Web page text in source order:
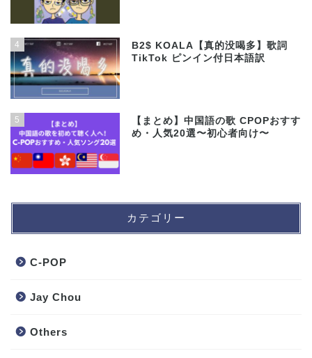
4
B2$ KOALA【真的没喝多】歌詞
TikTok ピンイン付日本語訳
5
【まとめ】中国語の歌 CPOPおすす
め・人気20選〜初心者向け〜
カテゴリー
C-POP
Jay Chou
Others